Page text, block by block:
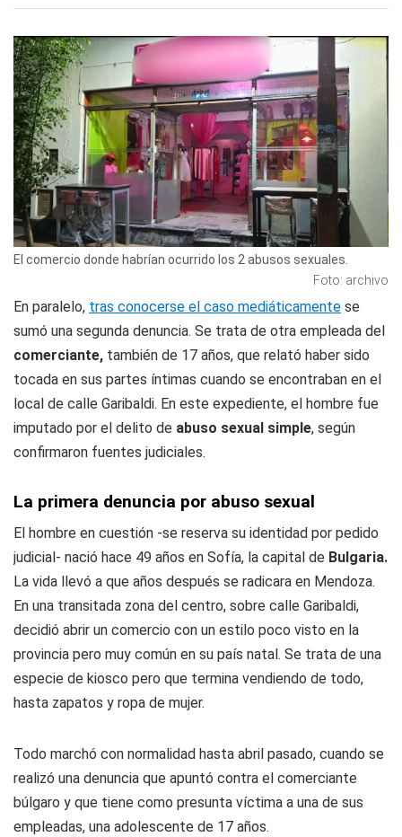
El comercio donde habrían ocurrido los 2 abusos sexuales.
Foto: archivo
En paralelo, tras conocerse el caso mediáticamente se
sumó una segunda denuncia. Se trata de otra empleada del
comerciante, también de 17 años, que relató haber sido
tocada en sus partes íntimas cuando se encontraban en el
local de calle Garibaldi. En este expediente, el hombre fue
imputado por el delito de abuso sexual simple, según
confirmaron fuentes judiciales.
La primera denuncia por abuso sexual
El hombre en cuestión -se reserva su identidad por pedido
judicial- nació hace 49 años en Sofía, la capital de Bulgaria.
La vida llevó a que años después se radicara en Mendoza.
En una transitada zona del centro, sobre calle Garibaldi,
decidió abrir un comercio con un estilo poco visto en la
provincia pero muy común en su país natal. Se trata de una
especie de kiosco pero que termina vendiendo de todo,
hasta zapatos y ropa de mujer.
Todo marchó con normalidad hasta abril pasado, cuando se
realizó una denuncia que apuntó contra el comerciante
búlgaro y que tiene como presunta víctima a una de sus
empleadas, una adolescente de 17 años.